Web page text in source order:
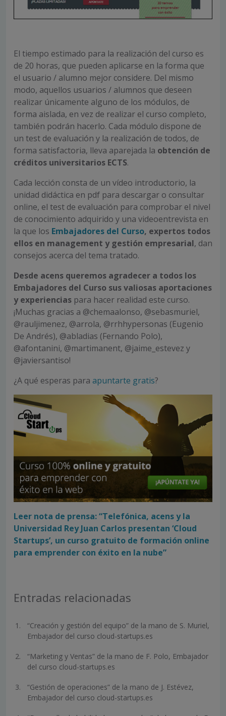
El tiempo estimado para la realización del curso es
de 20 horas, que pueden aplicarse en la forma que
el usuario / alumno mejor considere. Del mismo
modo, aquellos usuarios / alumnos que deseen
realizar únicamente alguno de los módulos, de
forma aislada, en vez de realizar el curso completo,
también podrán hacerlo. Cada módulo dispone de
un test de evaluación y la realización de todos, de
forma satisfactoria, lleva aparejada la obtención de
créditos universitarios ECTS.
Cada lección consta de un vídeo introductorio, la
unidad didáctica en pdf para descargar o consultar
online, el test de evaluación para comprobar el nivel
de conocimiento adquirido y una videoentrevista en
la que los Embajadores del Curso, expertos todos
ellos en management y gestión empresarial, dan
consejos acerca del tema tratado.
Desde acens queremos agradecer a todos los
Embajadores del Curso sus valiosas aportaciones
y experiencias para hacer realidad este curso.
¡Muchas gracias a @chemaalonso, @sebasmuriel,
@rauljimenez, @arrola, @rrhhypersonas (Eugenio
De Andrés), @abladias (Fernando Polo),
@afontanini, @martimanent, @jaime_estevez y
@javiersantiso!
¿A qué esperas para apuntarte gratis?
Leer nota de prensa: “Telefónica, acens y la
Universidad Rey Juan Carlos presentan ‘Cloud
Startups’, un curso gratuito de formación online
para emprender con éxito en la nube”
Entradas relacionadas
“Creación y gestión del equipo” de la mano de S. Muriel,
Embajador del curso cloud-startups.es
“Marketing y Ventas” de la mano de F. Polo, Embajador
del curso cloud-startups.es
“Gestión de operaciones” de la mano de J. Estévez,
Embajador del curso cloud-startups.es